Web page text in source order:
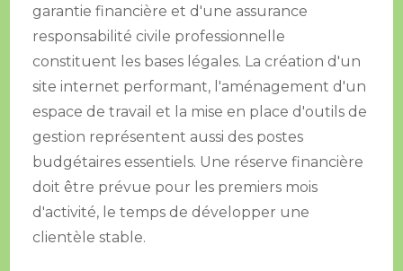
garantie financière et d'une assurance
responsabilité civile professionnelle
constituent les bases légales. La création d'un
site internet performant, l'aménagement d'un
espace de travail et la mise en place d'outils de
gestion représentent aussi des postes
budgétaires essentiels. Une réserve financière
doit être prévue pour les premiers mois
d'activité, le temps de développer une
clientèle stable.